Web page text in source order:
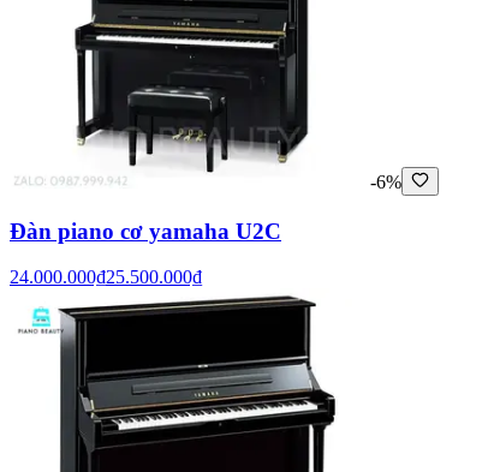
-6%
Đàn piano cơ yamaha U2C
24.000.000₫25.500.000₫